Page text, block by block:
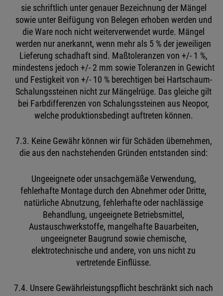
sie schriftlich unter genauer Bezeichnung der Mängel
sowie unter Beifügung von Belegen erhoben werden und
die Ware noch nicht weiterverwendet wurde. Mängel
werden nur anerkannt, wenn mehr als 5 % der jeweiligen
Lieferung schadhaft sind. Maßtoleranzen von +/- 1 %,
mindestens jedoch +/- 2 mm sowie Toleranzen in Gewicht
und Festigkeit von +/- 10 % berechtigen bei Hartschaum-
Schalungssteinen nicht zur Mängelrüge. Das gleiche gilt
bei Farbdifferenzen von Schalungssteinen aus Neopor,
welche produktionsbedingt auftreten können.
7.3. Keine Gewähr können wir für Schäden übernehmen,
die aus den nachstehenden Gründen entstanden sind:
Ungeeignete oder unsachgemäße Verwendung,
fehlerhafte Montage durch den Abnehmer oder Dritte,
natürliche Abnutzung, fehlerhafte oder nachlässige
Behandlung, ungeeignete Betriebsmittel,
Austauschwerkstoffe, mangelhafte Bauarbeiten,
ungeeigneter Baugrund sowie chemische,
elektrotechnische und andere, von uns nicht zu
vertretende Einflüsse.
7.4. Unsere Gewährleistungspflicht beschränkt sich nach